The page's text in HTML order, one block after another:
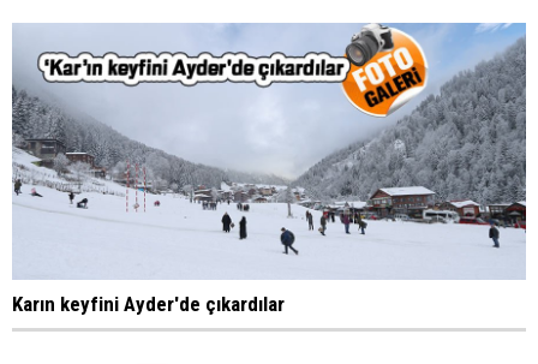
Karın keyfini Ayder'de çıkardılar